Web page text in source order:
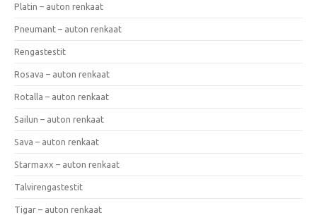
Platin – auton renkaat
Pneumant – auton renkaat
Rengastestit
Rosava – auton renkaat
Rotalla – auton renkaat
Sailun – auton renkaat
Sava – auton renkaat
Starmaxx – auton renkaat
Talvirengastestit
Tigar – auton renkaat